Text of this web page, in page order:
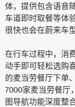
体，提供包含语音
车道即时取餐等体
很快也会在蔚来车
在行车过程中，消
动手即可轻松选购
的麦当劳餐厅下单
7000家麦当劳餐厅
图导航功能深度整